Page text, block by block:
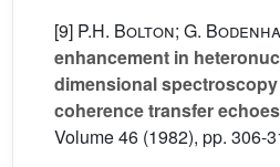
[9] P.H. Bolton; G.
enhancement in
dimensional
coherence transfer echoes
Volume 46 (1982), pp. 306-